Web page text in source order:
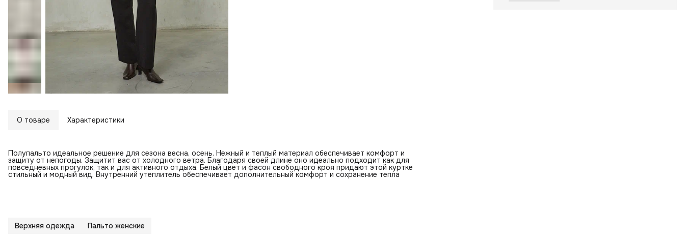
О товаре Характеристики
Полупальто идеальное решение для сезона весна, осень. Нежный и теплый материал обеспечивает комфорт и
защиту от непогоды. Защитит вас от холодного ветра. Благодаря своей длине оно идеально подходит как для
повседневных прогулок, так и для активного отдыха. Белый цвет и фасон свободного кроя придают этой куртке
стильный и модный вид. Внутренний утеплитель обеспечивает дополнительный комфорт и сохранение тепла
Верхняя одежда Пальто женские